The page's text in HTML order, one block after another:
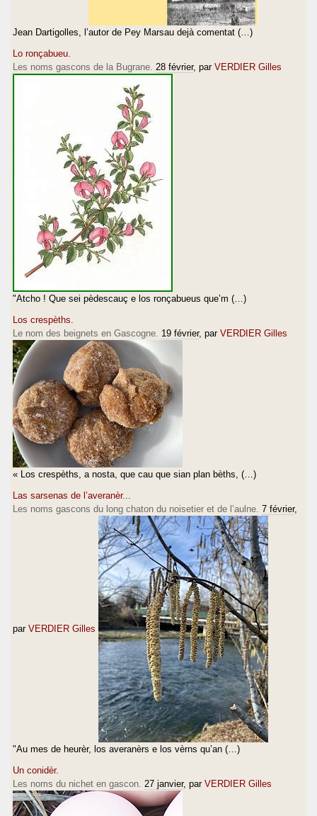
Jean Dartigolles, l’autor de Pey Marsau dejà comentat (…)
Lo ronçabueu.
Les noms gascons de la Bugrane. 28 février, par VERDIER Gilles
"Atcho ! Que sei pèdescauç e los ronçabueus que’m (…)
Los crespèths.
Le nom des beignets en Gascogne. 19 février, par VERDIER Gilles
« Los crespèths, a nosta, que cau que sian plan bèths, (…)
Las sarsenas de l’averanèr...
Les noms gascons du long chaton du noisetier et de l’aulne. 7 février,
par VERDIER Gilles
"Au mes de heurèr, los averanèrs e los vèrns qu’an (…)
Un conidèr.
Les noms du nichet en gascon. 27 janvier, par VERDIER Gilles